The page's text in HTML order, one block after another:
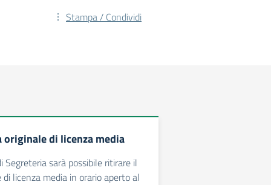
Stampa / Condividi
di licenza media
Segreteria sarà possibile ritirare il
licenza media in orario aperto al